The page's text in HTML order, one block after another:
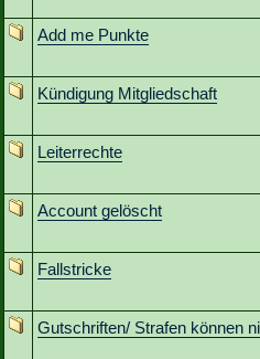
Add me Punkte
Kündigung Mitgliedschaft
Leiterrechte
Account gelöscht
Fallstricke
Gutschriften/ Strafen können